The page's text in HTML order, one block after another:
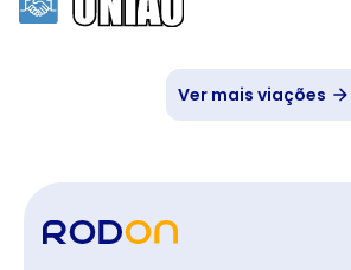
Ver mais viações